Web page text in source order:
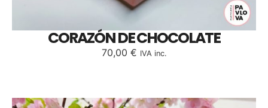
CORAZÓN DE CHOCOLATE
70,00 € IVA inc.